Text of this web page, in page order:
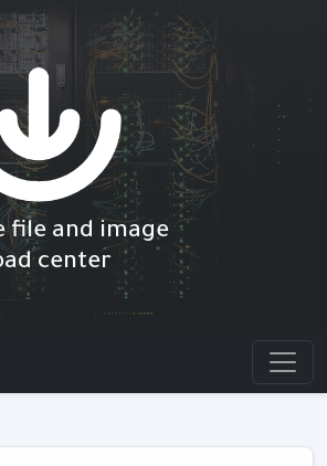
file and image
center